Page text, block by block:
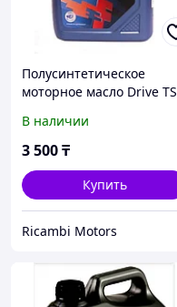
Полусинтетическое
моторное масло Drive TS
В наличии
3 500₸
Купить
Ricambi Motors